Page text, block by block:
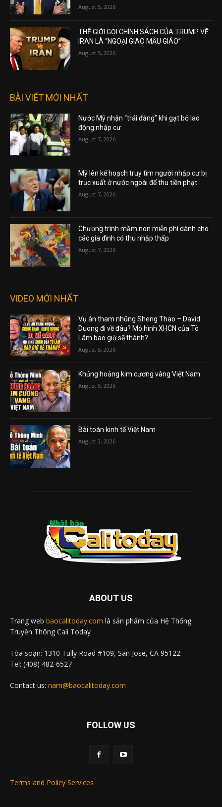
August 5, 2026
THẾ GIỚI GỌI CHÍNH SÁCH CỦA TRUMP VỀ
IRAN LÀ “NGOẠI GIAO MẪU GIÁO”
August 5, 2026
BÀI VIẾT MỚI NHẤT
Nước Mỹ nhận “trái đắng” khi gạt bỏ lao
động nhập cư
August 7, 2026
Mỹ lên kế hoạch truy tìm người nhập cư bị
trục xuất ở nước ngoài để thu tiền phạt
August 7, 2026
Chương trình mầm non miễn phí dành cho
các gia đình có thu nhập thấp
August 7, 2026
VIDEO MỚI NHẤT
Vụ án tham nhũng Sheng Thao – David
Duong đi về đâu? Mô hình XHCN của Tô
Lâm bao giờ sẽ thành?
August 5, 2026
Khủng hoảng kim cương vàng Việt Nam
August 5, 2026
Bài toán kinh tế Việt Nam
August 3, 2026
ABOUT US
Trang web baocalitoday.com là sản phẩm của Hệ Thống
Truyền Thông Cali Today
Tòa soạn: 1310 Tully Road #109, San Jose, CA 95122
Tel: (408) 482-6527
Contact us: nam@baocalitoday.com
FOLLOW US
Terms and Policy Services